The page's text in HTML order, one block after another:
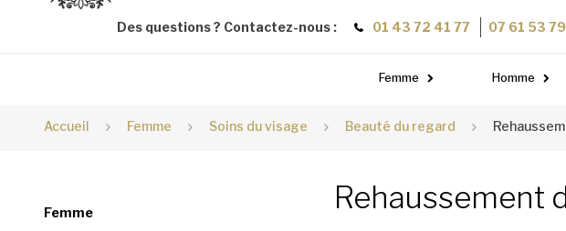
Des questions ? Contactez-nous : 01 43 72 41 77 07 61 53
Femme Homme
Accueil Femme Soins du visage Beauté du regard
Rehaussement
Femme